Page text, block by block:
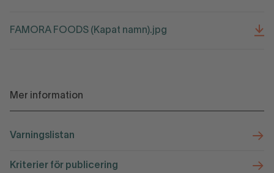
FAMORA FOODS (Kapat namn).jpg
Mer information
Varningslistan
Kriterier för publicering